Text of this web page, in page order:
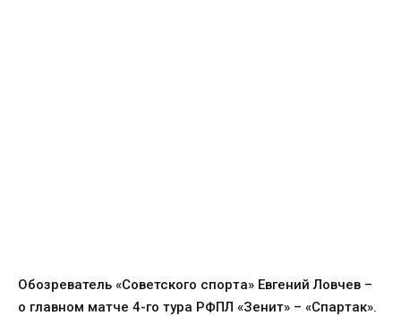
Обозреватель «Советского спорта» Евгений Ловчев –
о главном матче 4-го тура РФПЛ «Зенит» – «Спартак».